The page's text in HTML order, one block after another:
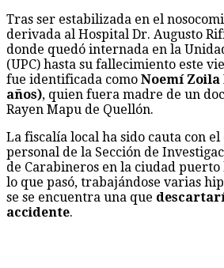
Tras ser estabilizada en el
derivada al Hospital Dr. Augusto
donde quedó internada en la
(UPC) hasta su fallecimiento este
fue identificada como Noemí Zoila
años), quien fuera madre de un
Rayen Mapu de Quellón.
La fiscalía local ha sido cauta con el
personal de la Sección de
de Carabineros en la ciudad
lo que pasó, trabajándose varias
se se encuentra una que
accidente.